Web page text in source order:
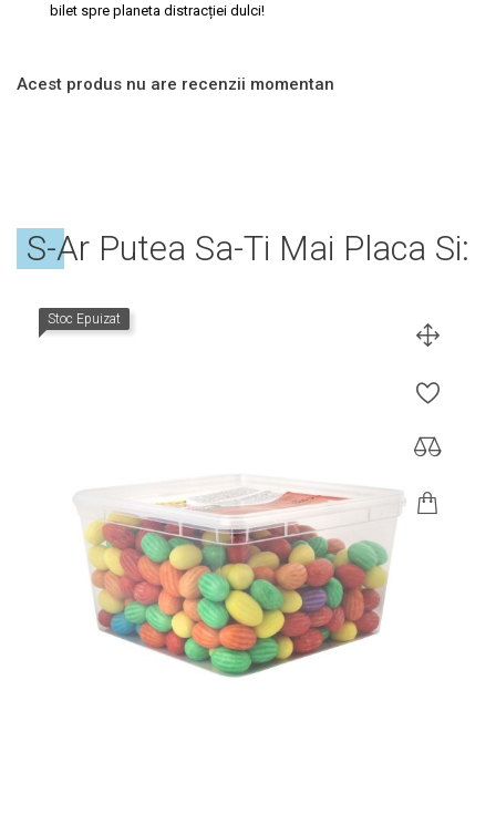
bilet spre planeta distracției dulci!
Acest produs nu are recenzii momentan
S-Ar Putea Sa-Ti Mai Placa Si:
Stoc Epuizat